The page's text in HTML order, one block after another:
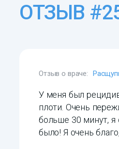
ОТЗЫВ
Отзыв о враче:
У меня был
плоти. Очень
больше 30 минут, я
было! Я очень